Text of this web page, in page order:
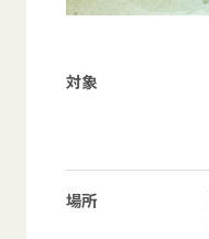
対象
場所